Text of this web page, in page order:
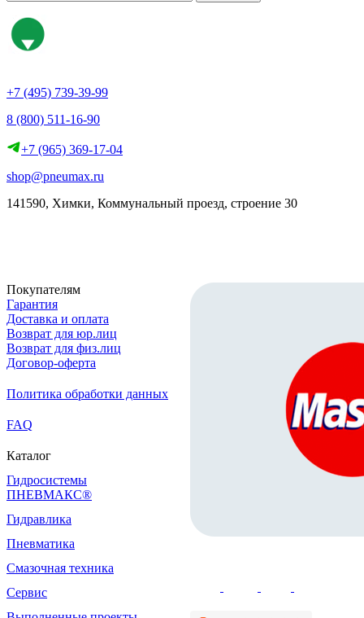
+7 (495) 739-39-99
8 (800) 511-16-90
+7 (965) 369-17-04
shop@pneumax.ru
141590, Химки, Коммунальный проезд, строение 30
Покупателям
Гарантия
Доставка и оплата
Возврат для юр.лиц
Возврат для физ.лиц
Договор-оферта
Политика обработки данных
FAQ
Каталог
Гидросистемы
ПНЕВМАКС®
Гидравлика
Пневматика
Смазочная техника
Сервис